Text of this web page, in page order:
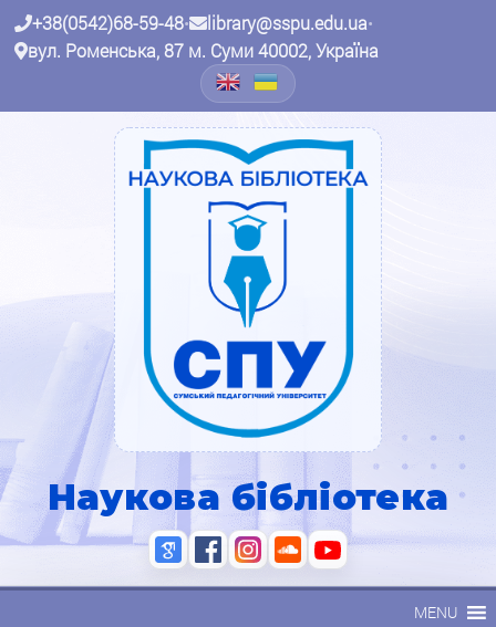
+38(0542)68-59-48• library@sspu.edu.ua•
вул. Роменська, 87 м. Суми 40002, Україна
Наукова бібліотека
MENU